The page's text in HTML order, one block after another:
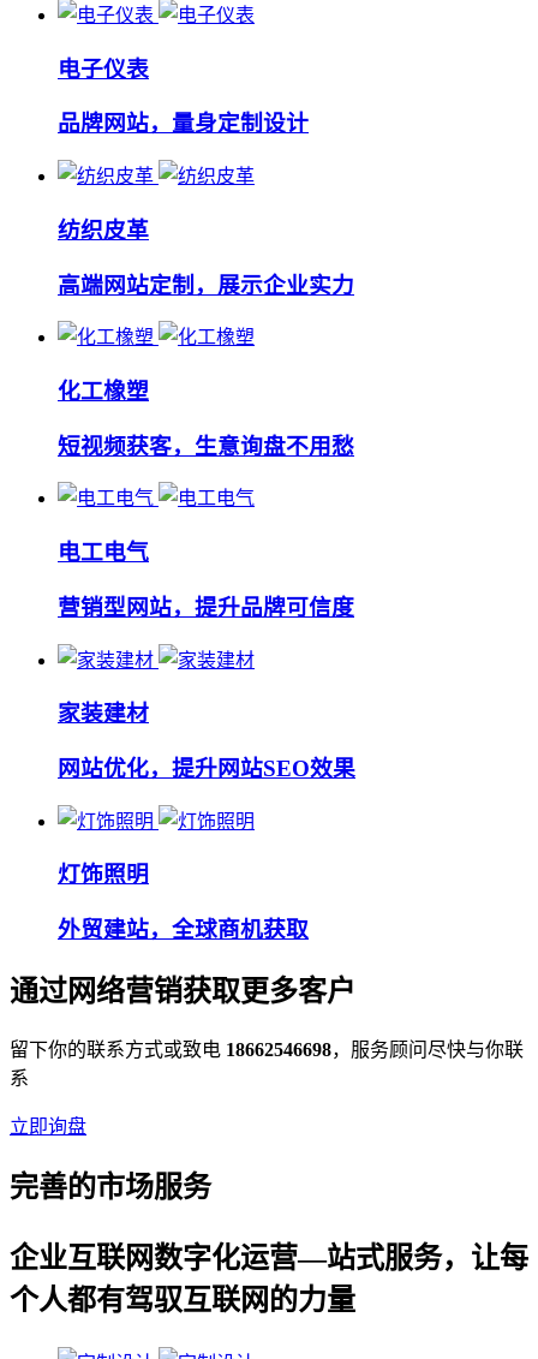
电子仪表
品牌网站，量身定制设计
纺织皮革
高端网站定制，展示企业实力
化工橡塑
短视频获客，生意询盘不用愁
电工电气
营销型网站，提升品牌可信度
家装建材
网站优化，提升网站SEO效果
灯饰照明
外贸建站，全球商机获取
通过网络营销获取更多客户
留下你的联系方式或致电 18662546698，服务顾问尽快与你联
系
立即询盘
完善的市场服务
企业互联网数字化运营—站式服务，让每
个人都有驾驭互联网的力量